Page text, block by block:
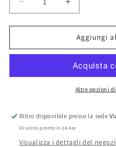
Diminuisci
quantità
per
Silke
Scozia
Aumenta
quantità
per
Filato
Silke
di
Scozia
Perle&#39;
Aggiungi
Altre opzioni
Ritiro disponibile presso la sede
Di solito pronto in 24 ore
Visualizza i dettagli del